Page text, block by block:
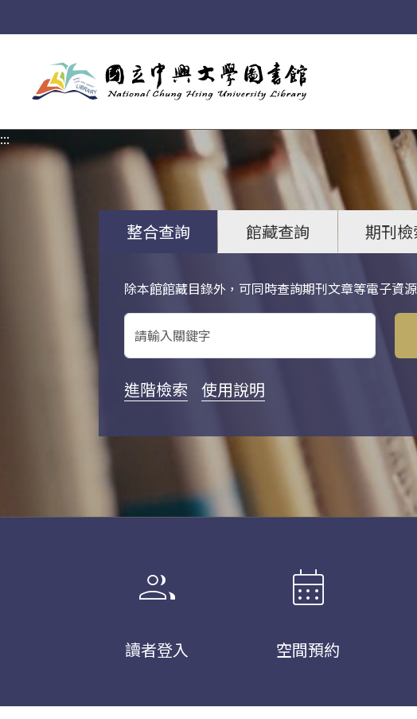
:::
整合查詢 館藏查詢 期刊檢
除本館館藏目錄外，可同時查詢期刊文章等電子資源
關鍵字搜尋
進階檢索 使用說明
group
讀者登入
calendar_month
空間預約